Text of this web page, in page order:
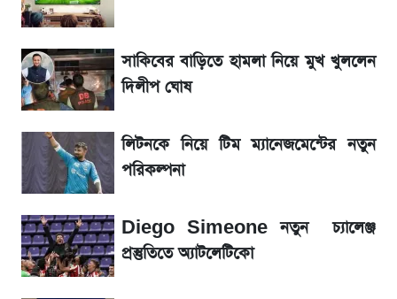
নিয়ম
La Liga 2026-2027: সর্বশেষ পয়েন্ট টেবিল ও
খবর
একদিনের ব্যবধানে আজকের সোনার দাম
ড. ইউনূস বনাম তারেক রহমান—তুলনায় যা বললেন
কাদের সিদ্দিকী
সাকিবের বাড়িতে হামলা নিয়ে মুখ খুললেন
দিলীপ ঘোষ
লিটনকে নিয়ে টিম ম্যানেজমেন্টের নতুন
পরিকল্পনা
Diego Simeone নতুন চ্যালেঞ্জ
প্রস্তুতিতে অ্যাটলেটিকো